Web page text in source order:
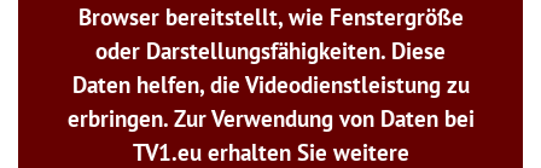
Browser bereitstellt, wie Fenstergröße
oder Darstellungsfähigkeiten. Diese
Daten helfen, die Videodienstleistung zu
erbringen. Zur Verwendung von Daten bei
TV1.eu erhalten Sie weitere